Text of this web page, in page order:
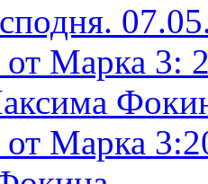
от Марка 3:
от Марка